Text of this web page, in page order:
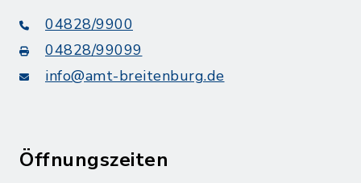
04828/9900
04828/99099
info@amt-breitenburg.de
Öffnungszeiten